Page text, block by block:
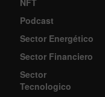
NFT
Podcast
Sector Energético
Sector Financiero
Sector
Tecnologico